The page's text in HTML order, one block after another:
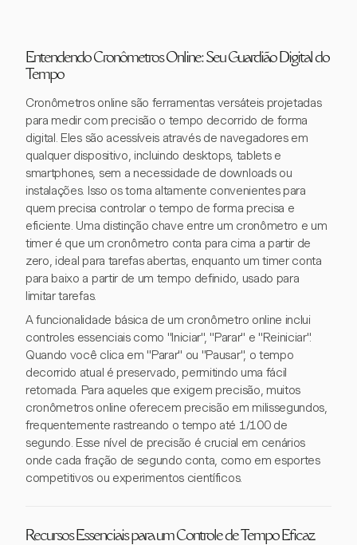
Entendendo Cronômetros Online: Seu Guardião Digital do
Tempo
Cronômetros online são ferramentas versáteis projetadas
para medir com precisão o tempo decorrido de forma
digital. Eles são acessíveis através de navegadores em
qualquer dispositivo, incluindo desktops, tablets e
smartphones, sem a necessidade de downloads ou
instalações. Isso os torna altamente convenientes para
quem precisa controlar o tempo de forma precisa e
eficiente. Uma distinção chave entre um cronômetro e um
timer é que um cronômetro conta para cima a partir de
zero, ideal para tarefas abertas, enquanto um timer conta
para baixo a partir de um tempo definido, usado para
limitar tarefas.
A funcionalidade básica de um cronômetro online inclui
controles essenciais como "Iniciar", "Parar" e "Reiniciar".
Quando você clica em "Parar" ou "Pausar", o tempo
decorrido atual é preservado, permitindo uma fácil
retomada. Para aqueles que exigem precisão, muitos
cronômetros online oferecem precisão em milissegundos,
frequentemente rastreando o tempo até 1/100 de
segundo. Esse nível de precisão é crucial em cenários
onde cada fração de segundo conta, como em esportes
competitivos ou experimentos científicos.
Recursos Essenciais para um Controle de Tempo Eficaz